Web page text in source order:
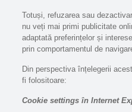
Totuși, refuzarea sau
nu veți mai primi publicitate
adaptată preferințelor și
prin comportamentul de
Din perspectiva înțelegerii
fi folositoare:
Cookie settings în Internet